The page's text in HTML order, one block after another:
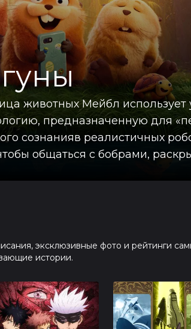
животных Мейбл использует
предназначенную для
сознанияв реалистичных
общаться с бобрами,
эксклюзивные фото и рейтинги
истории.